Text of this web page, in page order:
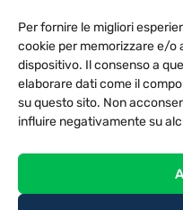
Per fornire le migliori
cookie per memorizzare e/o
dispositivo. Il consenso a
elaborare dati come il
su questo sito. Non
influire negativamente su
NOTE LEGALI
TV
Via Monteleonese
Tel.